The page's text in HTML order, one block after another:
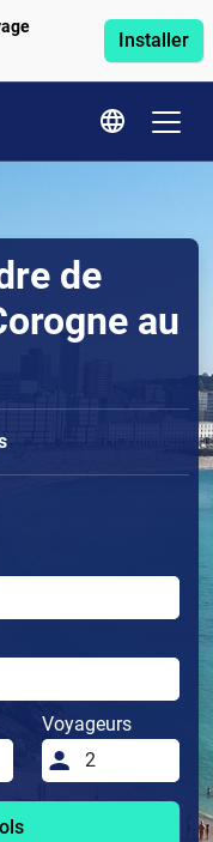
Installer
de
au
Voyageurs